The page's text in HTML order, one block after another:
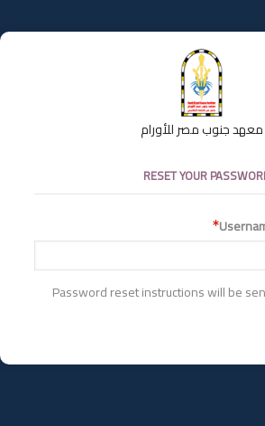
معهد جنوب مصر للأورام
RESET YOUR
Password reset instructions will be